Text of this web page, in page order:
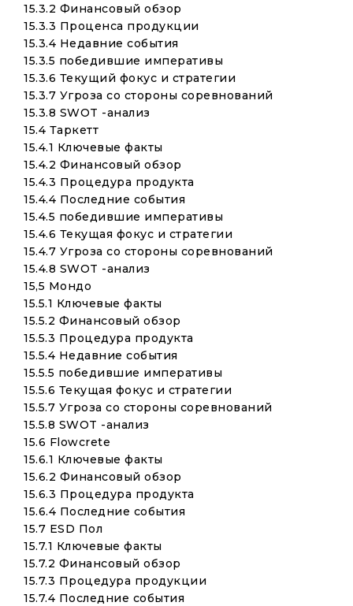
15.3.2 Финансовый обзор
15.3.3 Проценса продукции
15.3.4 Недавние события
15.3.5 победившие императивы
15.3.6 Текущий фокус и стратегии
15.3.7 Угроза со стороны соревнований
15.3.8 SWOT -анализ
15.4 Таркетт
15.4.1 Ключевые факты
15.4.2 Финансовый обзор
15.4.3 Процедура продукта
15.4.4 Последние события
15.4.5 победившие императивы
15.4.6 Текущая фокус и стратегии
15.4.7 Угроза со стороны соревнований
15.4.8 SWOT -анализ
15,5 Мондо
15.5.1 Ключевые факты
15.5.2 Финансовый обзор
15.5.3 Процедура продукта
15.5.4 Недавние события
15.5.5 победившие императивы
15.5.6 Текущая фокус и стратегии
15.5.7 Угроза со стороны соревнований
15.5.8 SWOT -анализ
15.6 Flowcrete
15.6.1 Ключевые факты
15.6.2 Финансовый обзор
15.6.3 Процедура продукта
15.6.4 Последние события
15.7 ESD Пол
15.7.1 Ключевые факты
15.7.2 Финансовый обзор
15.7.3 Процедура продукции
15.7.4 Последние события